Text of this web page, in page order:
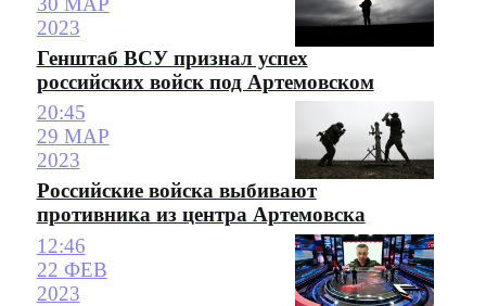
2023
Генштаб ВСУ признал успех
российских войск под Артемовском
20:45
29 МАР
2023
Российские войска выбивают
противника из центра Артемовска
12:46
22 ФЕВ
2023